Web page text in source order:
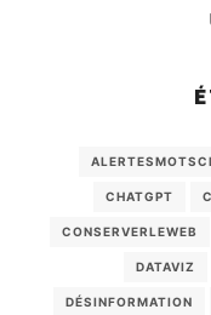
CHATGPT
CONSERVERLEWEB
DATAVIZ
DÉSINFORMATION